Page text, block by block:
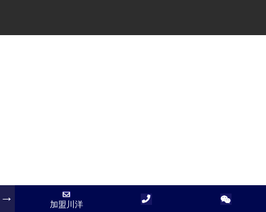
加盟川洋
加盟川洋